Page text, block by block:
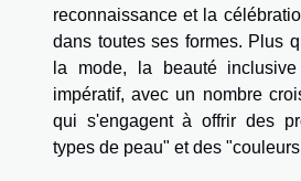
reconnaissance et la
dans toutes ses formes. Plus
la mode, la beauté
impératif, avec un nombre
qui s'engagent à offrir des
types de peau" et des